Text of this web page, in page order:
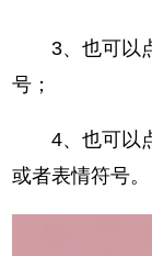
3、也可以点
号；
4、也可以点
或者表情符号。